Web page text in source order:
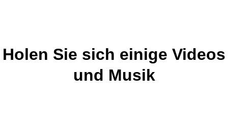
Holen Sie sich einige Videos
und Musik